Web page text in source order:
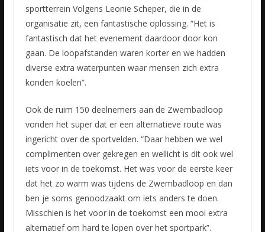
sportterrein Volgens Leonie Scheper, die in de
organisatie zit, een fantastische oplossing. “Het is
fantastisch dat het evenement daardoor door kon
gaan. De loopafstanden waren korter en we hadden
diverse extra waterpunten waar mensen zich extra
konden koelen”.
Ook de ruim 150 deelnemers aan de Zwembadloop
vonden het super dat er een alternatieve route was
ingericht over de sportvelden. “Daar hebben we wel
complimenten over gekregen en wellicht is dit ook wel
iets voor in de toekomst. Het was voor de eerste keer
dat het zo warm was tijdens de Zwembadloop en dan
ben je soms genoodzaakt om iets anders te doen.
Misschien is het voor in de toekomst een mooi extra
alternatief om hard te lopen over het sportpark”.